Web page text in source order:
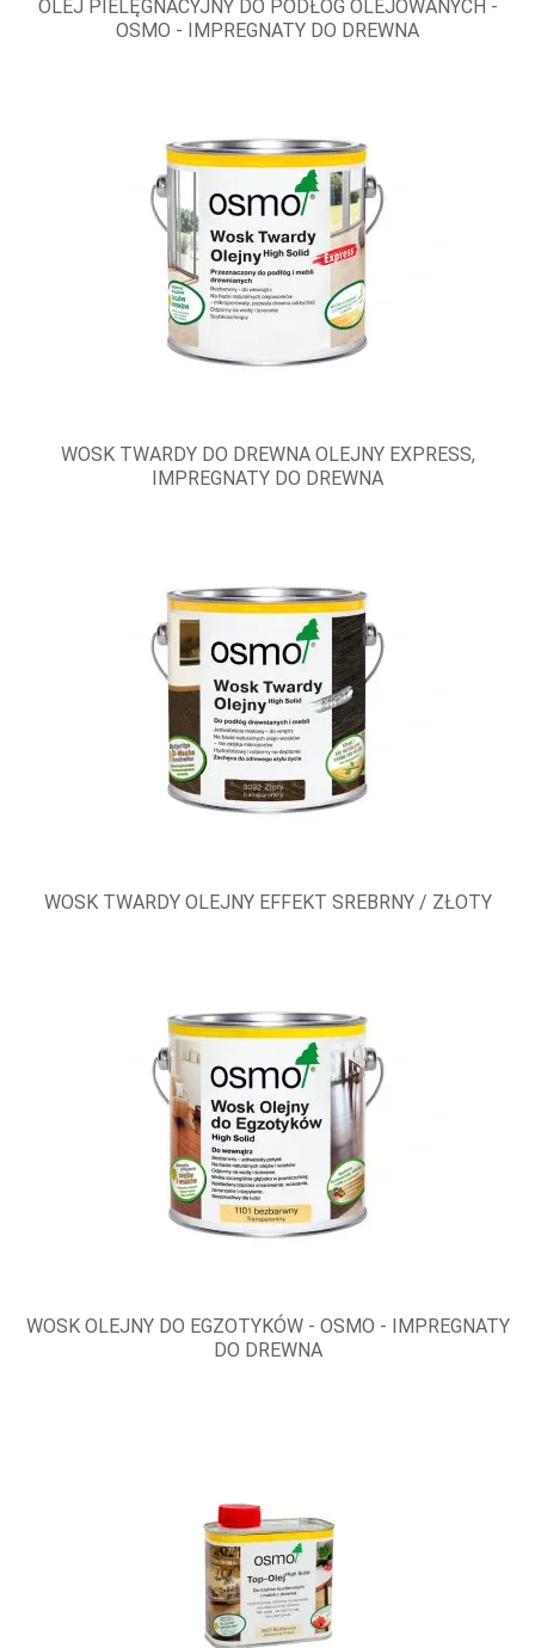
OLEJ PIELĘGNACYJNY DO PODŁÓG OLEJOWANYCH -
OSMO - IMPREGNATY DO DREWNA
WOSK TWARDY DO DREWNA OLEJNY EXPRESS,
IMPREGNATY DO DREWNA
WOSK TWARDY OLEJNY EFFEKT SREBRNY / ZŁOTY
WOSK OLEJNY DO EGZOTYKÓW - OSMO - IMPREGNATY
DO DREWNA